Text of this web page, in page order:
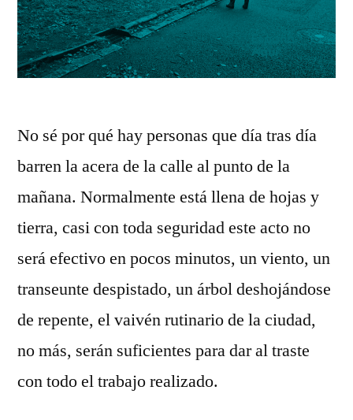
No sé por qué hay personas que día tras día
barren la acera de la calle al punto de la
mañana. Normalmente está llena de hojas y
tierra, casi con toda seguridad este acto no
será efectivo en pocos minutos, un viento, un
transeunte despistado, un árbol deshojándose
de repente, el vaivén rutinario de la ciudad,
no más, serán suficientes para dar al traste
con todo el trabajo realizado.